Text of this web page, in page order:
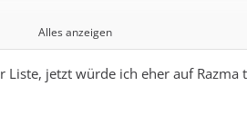
Alles anzeigen
jetzt würde ich eher auf